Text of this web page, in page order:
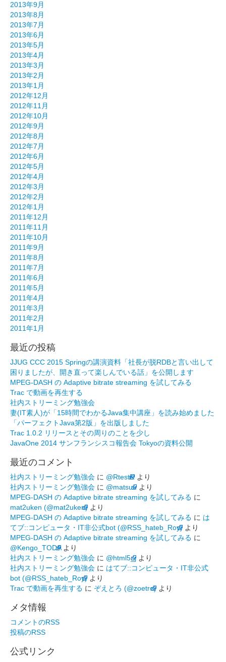
2013年9月
2013年8月
2013年7月
2013年6月
2013年5月
2013年4月
2013年3月
2013年2月
2013年1月
2012年12月
2012年11月
2012年10月
2012年9月
2012年8月
2012年7月
2012年6月
2012年5月
2012年4月
2012年3月
2012年2月
2012年1月
2011年12月
2011年11月
2011年10月
2011年9月
2011年8月
2011年7月
2011年6月
2011年5月
2011年4月
2011年3月
2011年2月
2011年1月
最近の投稿
JJUG CCC 2015 Springの講演資料「社長が脱RDBと言い出して
困りましたが、開き直って楽しんでいる話」を公開します
MPEG-DASH の Adaptive bitrate streaming を試してみる
Trac で動画を再生する
社内ストリーミング勉強会
妻(IT素人)が「15時間でわかるJava集中講座」を読み始めました
「パーフェクトJava第2版」を出版しました
Trac 1.0.2 リリースとその周りのことを少し
JavaOne 2014 サンフランシスコ報告会 Tokyoの資料公開
最近のコメント
社内ストリーミング勉強会 に @RtestR より
社内ストリーミング勉強会 に @matsuu より
MPEG-DASH の Adaptive bitrate streaming を試してみる に
mat2uken (@mat2uken) より
MPEG-DASH の Adaptive bitrate streaming を試してみる に は
てブ::コンピュータ・IT非公式bot (@RSS_hateb_Roy) より
MPEG-DASH の Adaptive bitrate streaming を試してみる に
@Kengo_TODAより
社内ストリーミング勉強会 に @html5_j より
社内ストリーミング勉強会 に はてブ::コンピュータ・IT非公式
bot (@RSS_hateb_Roy) より
Trac で動画を再生する に ぞえとろ (@zoetro) より
メタ情報
コメントのRSS
投稿のRSS
公式リンク